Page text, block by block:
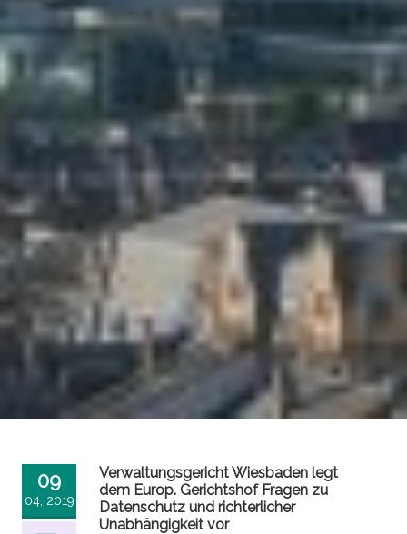
09
04, 2019
Verwaltungsgericht Wiesbaden legt
dem Europ. Gerichtshof Fragen zu
Datenschutz und richterlicher
Unabhängigkeit vor